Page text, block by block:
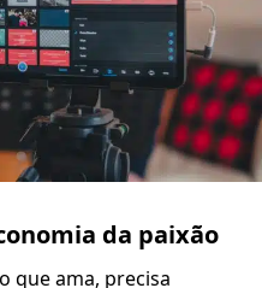
da paixão
que ama, precisa